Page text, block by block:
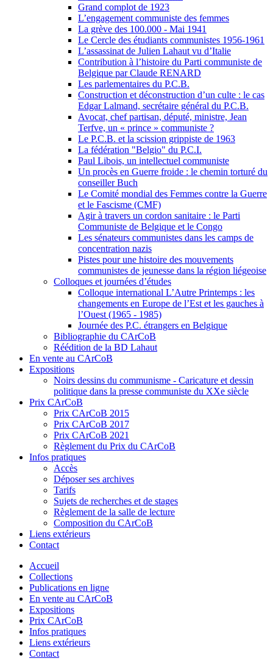
Grand complot de 1923
L’engagement communiste des femmes
La grève des 100.000 - Mai 1941
Le Cercle des étudiants communistes 1956-1961
L’assassinat de Julien Lahaut vu d’Italie
Contribution à l’histoire du Parti communiste de
Belgique par Claude RENARD
Les parlementaires du P.C.B.
Construction et déconstruction d’un culte : le cas
Edgar Lalmand, secrétaire général du P.C.B.
Avocat, chef partisan, député, ministre, Jean
Terfve, un « prince » communiste ?
Le P.C.B. et la scission grippiste de 1963
La fédération "Belgio" du P.C.I.
Paul Libois, un intellectuel communiste
Un procès en Guerre froide : le chemin torturé du
conseiller Buch
Le Comité mondial des Femmes contre la Guerre
et le Fascisme (CMF)
Agir à travers un cordon sanitaire : le Parti
Communiste de Belgique et le Congo
Les sénateurs communistes dans les camps de
concentration nazis
Pistes pour une histoire des mouvements
communistes de jeunesse dans la région liégeoise
Colloques et journées d’études
Colloque international L’Autre Printemps : les
changements en Europe de l’Est et les gauches à
l’Ouest (1965 - 1985)
Journée des P.C. étrangers en Belgique
Bibliographie du CArCoB
Réédition de la BD Lahaut
En vente au CArCoB
Expositions
Noirs dessins du communisme - Caricature et dessin
politique dans la presse communiste du XXe siècle
Prix CArCoB
Prix CArCoB 2015
Prix CArCoB 2017
Prix CArCoB 2021
Règlement du Prix du CArCoB
Infos pratiques
Accès
Déposer ses archives
Tarifs
Sujets de recherches et de stages
Règlement de la salle de lecture
Composition du CArCoB
Liens extérieurs
Contact
Accueil
Collections
Publications en ligne
En vente au CArCoB
Expositions
Prix CArCoB
Infos pratiques
Liens extérieurs
Contact